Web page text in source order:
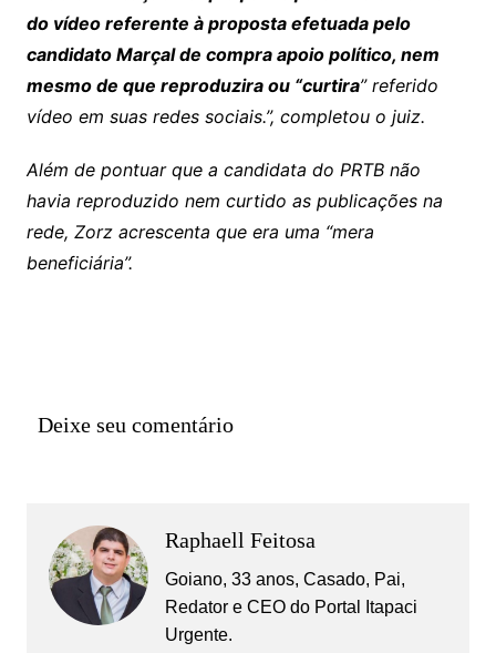
do vídeo referente à proposta efetuada pelo
candidato Marçal de compra apoio político, nem
mesmo de que reproduzira ou “curtira” referido
vídeo em suas redes sociais.”, completou o juiz.
Além de pontuar que a candidata do PRTB não
havia reproduzido nem curtido as publicações na
rede, Zorz acrescenta que era uma “mera
beneficiária”.
Deixe seu comentário
Raphaell Feitosa
Goiano, 33 anos, Casado, Pai,
Redator e CEO do Portal Itapaci
Urgente.